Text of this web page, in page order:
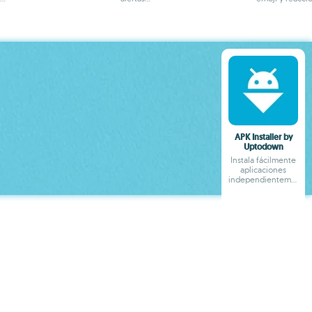
APK Installer by
Uptodown
Instala fácilmente
aplicaciones
independientemente